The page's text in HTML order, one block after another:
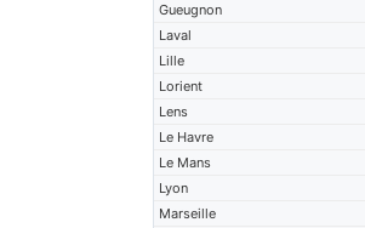
Gueugnon
Laval
Lille
Lorient
Lens
Le Havre
Le Mans
Lyon
Marseille